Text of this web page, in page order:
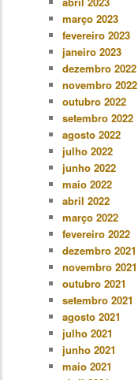
março 2023
fevereiro 2023
janeiro 2023
dezembro 2022
novembro 2022
outubro 2022
setembro 2022
agosto 2022
julho 2022
junho 2022
maio 2022
abril 2022
março 2022
fevereiro 2022
dezembro 2021
novembro 2021
outubro 2021
setembro 2021
agosto 2021
julho 2021
junho 2021
maio 2021